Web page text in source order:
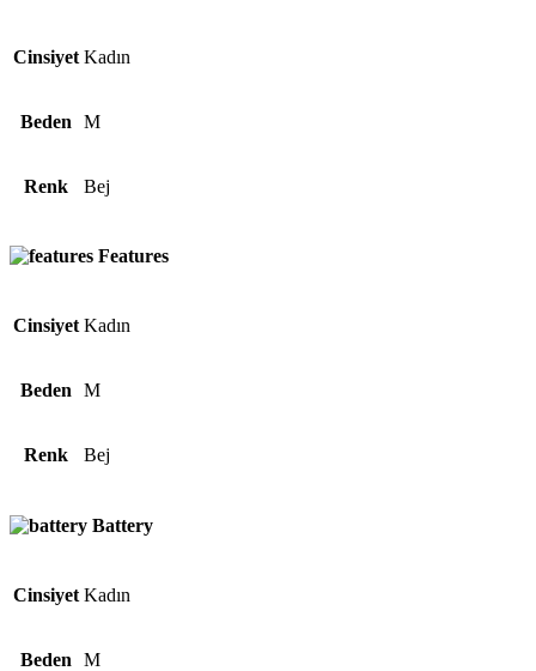
Cinsiyet Kadın
Beden M
Renk Bej
Features
Cinsiyet Kadın
Beden M
Renk Bej
Battery
Cinsiyet Kadın
Beden M